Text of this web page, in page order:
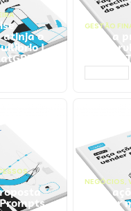
atinja o
|
GESTÃO
Faça a
seu
NEGÓCIOS,
Faça
vender